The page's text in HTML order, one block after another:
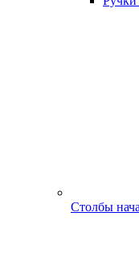
Столбы